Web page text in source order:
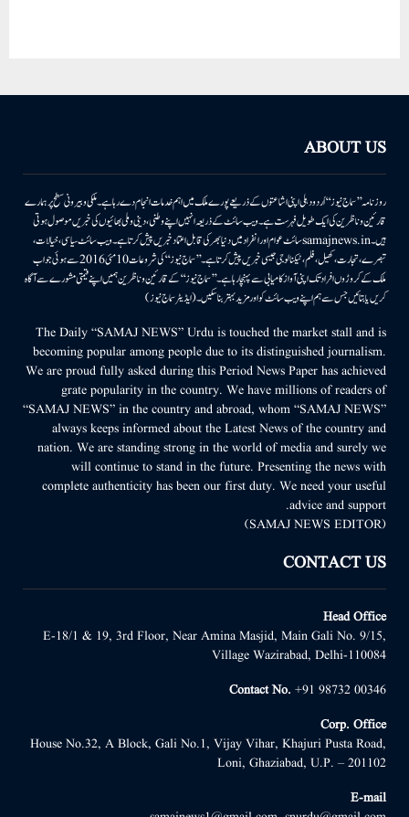
ABOUT US
روزنامہ ’’سماج نیوز‘‘ اُردو دہلی اپنی اشاعتوں کے ذریعے پورے ملک میں اہم خدمات انجام دے رہا ہے۔ ملکی وبیرونی سطح پر ہمارے
قارئین وناظرین کی ایک طویل فہرست ہے۔ ویب سائٹ کے ذریعہ انہیں اپنے وطنی، دینی وملی بھائیوں کی خبریں موصول ہوتی
ہیں۔samajnews.inسائٹ عوام اور انفراد میں دنیا بھر کی قابل اعتماد خبریں پیش کرتا ہے۔ ویب سائٹ سیاسی، خیالات،
تبصرے، تجارت، کھیل، فلم، ٹیکنالوجی جیسی خبریں پیش کرتا ہے۔ ’’سماج نیوز‘‘ کی شروعات 10مئی 2016 سے ہوئی جو اب
ملک کے کروڑوں افراد تک اپنی آواز کامیابی سے پہنچا رہا ہے۔ ’’سماج نیوز‘‘ کے قارئین وناظرین ہمیں اپنے قیمتی مشورے سے آگاہ
کریں یا بتائیں جس سے ہم اپنے ویب سائٹ کو اور مزید بہتر بناسکیں۔ (ایڈیٹر سماج نیوز)
The Daily “SAMAJ NEWS” Urdu is touched the market stall and is
becoming popular among people due to its distinguished journalism.
We are proud fully asked during this Period News Paper has achieved
grate popularity in the country. We have millions of readers of
“SAMAJ NEWS” in the country and abroad, whom “SAMAJ NEWS”
always keeps informed about the Latest News of the country and
nation. We are standing strong in the world of media and surely we
will continue to stand in the future. Presenting the news with
complete authenticity has been our first duty. We need your useful
advice and support.
(SAMAJ NEWS EDITOR)
CONTACT US
Head Office
E-18/1 & 19, 3rd Floor, Near Amina Masjid, Main Gali No. 9/15,
Village Wazirabad, Delhi-110084
Contact No. +91 98732 00346
Corp. Office
House No.32, A Block, Gali No.1, Vijay Vihar, Khajuri Pusta Road,
Loni, Ghaziabad, U.P. – 201102
E-mail